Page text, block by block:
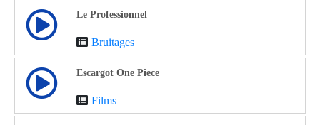
Le Professionnel
Bruitages
Escargot One Piece
Films